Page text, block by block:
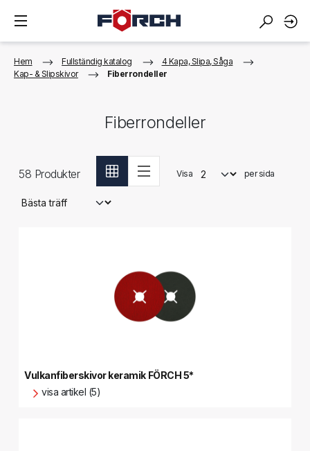
Hem Fullständig katalog
4 Kapa, Slipa, Såga
Kap- & Slipskivor
Fiberrondeller
Fiberrondeller
58 Produkter Visa per sida
Vulkanfiberskivor keramik FÖRCH 5*
visa artikel (5)